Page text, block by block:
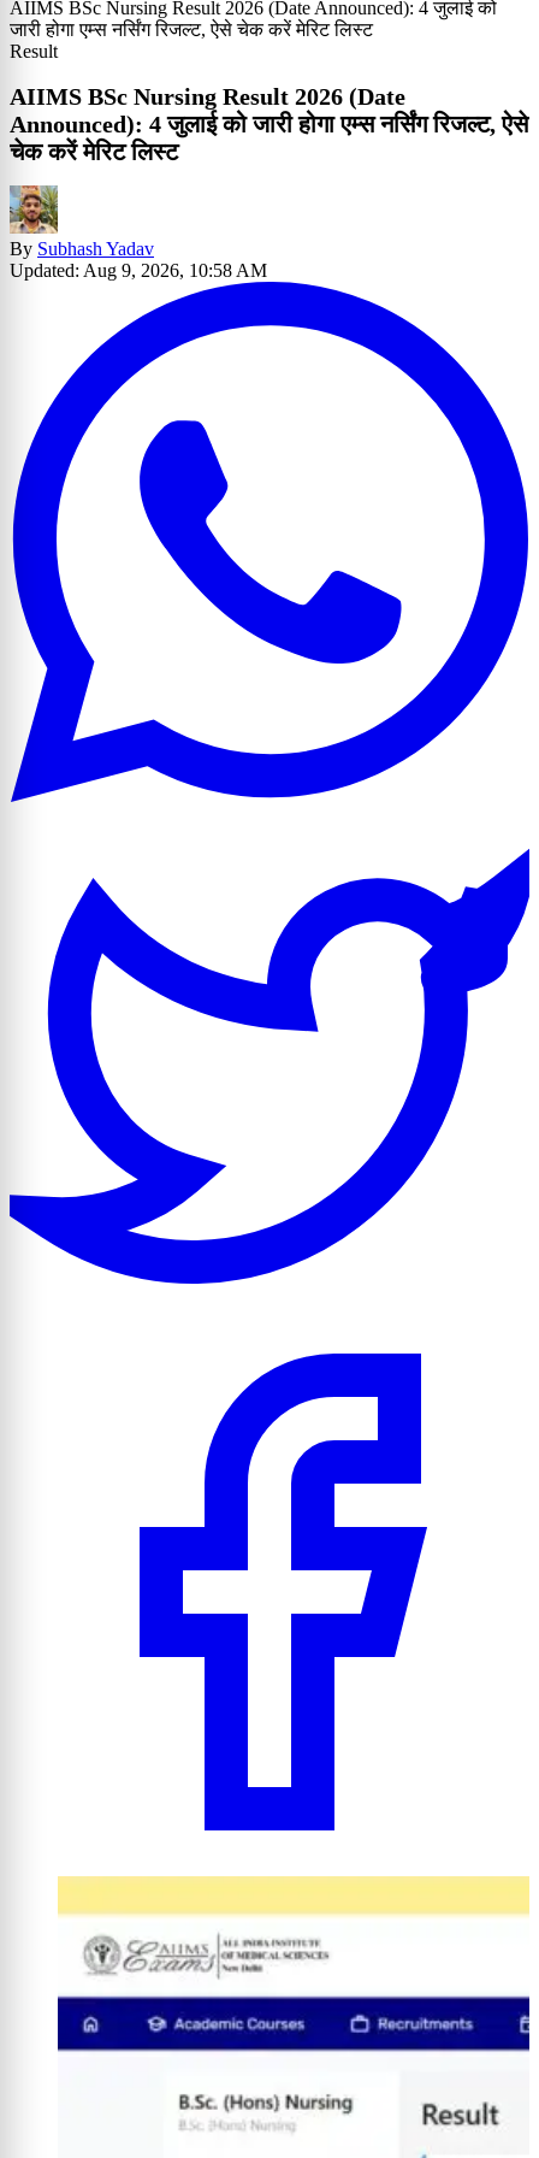
AIIMS BSc Nursing Result 2026 (Date Announced): 4 जुलाई को
जारी होगा एम्स नर्सिंग रिजल्ट, ऐसे चेक करें मेरिट लिस्ट
Result
AIIMS BSc Nursing Result 2026 (Date
Announced): 4 जुलाई को जारी होगा एम्स नर्सिंग रिजल्ट, ऐसे
चेक करें मेरिट लिस्ट
By Subhash Yadav
Updated: Aug 9, 2026, 10:58 AM